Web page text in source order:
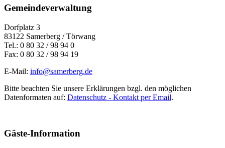
Gemeindeverwaltung
Dorfplatz 3
83122 Samerberg / Törwang
Tel.: 0 80 32 / 98 94 0
Fax: 0 80 32 / 98 94 19
E-Mail: info@samerberg.de
Bitte beachten Sie unsere Erklärungen bzgl. den möglichen
Datenformaten auf: Datenschutz - Kontakt per Email.
Gäste-Information